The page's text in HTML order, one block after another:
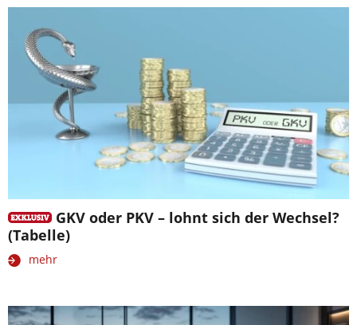
GKV oder PKV – lohnt sich der Wechsel?
(Tabelle)
mehr